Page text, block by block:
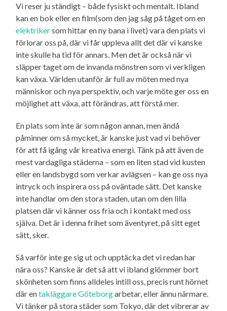
Vi reser ju ständigt – både fysiskt och mentalt. Ibland
kan en bok eller en film(som den jag såg på tåget om en
elektrikersom hittar en ny bana i livet) vara den plats vi
förlorar oss på, där vi får uppleva allt det där vi kanske
inte skulle ha tid för annars. Men det är också när vi
släpper taget om de invanda mönstren som vi verkligen
kan växa. Världen utanför är full av möten med nya
människor och nya perspektiv, och varje möte ger oss en
möjlighet att växa, att förändras, att förstå mer.
En plats som inte är som någon annan, men ändå
påminner om så mycket, är kanske just vad vi behöver
för att få igång vår kreativa energi. Tänk på att även de
mest vardagliga städerna – som en liten stad vid kusten
eller en landsbygd som verkar avlägsen – kan ge oss nya
intryck och inspirera oss på oväntade sätt. Det kanske
inte handlar om den stora staden, utan om den lilla
platsen där vi känner oss fria och i kontakt med oss
själva. Det är i denna frihet som äventyret, på sitt eget
sätt, sker.
Så varför inte ge sig ut och upptäcka det vi redan har
nära oss? Kanske är det så att vi ibland glömmer bort
skönheten som finns alldeles intill oss, precis runt hörnet
där entakläggare Göteborgarbetar, eller ännu närmare.
Vi tänker på stora städer som Tokyo, där det vibrerar av